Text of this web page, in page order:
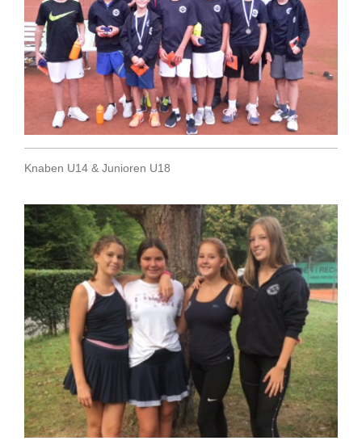
Knaben U14 & Junioren U18